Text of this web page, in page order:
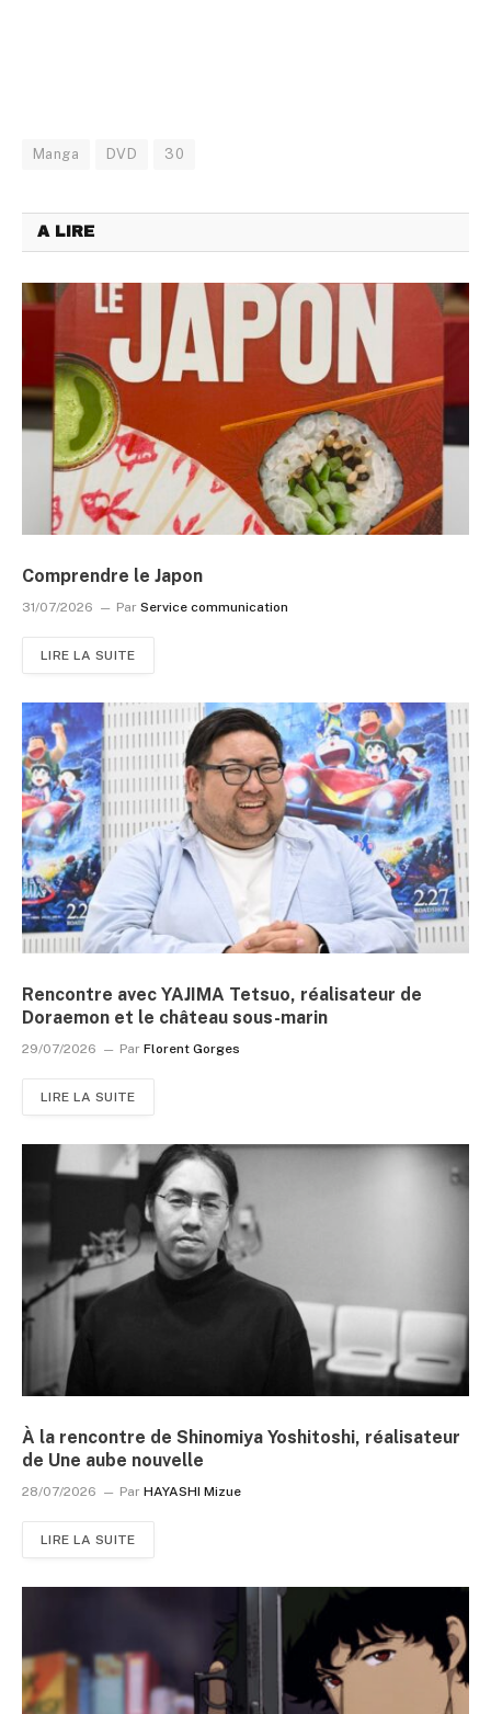
Manga DVD 30
A LIRE
Comprendre le Japon
31/07/2026 Par Service communication
LIRE LA SUITE
Rencontre avec YAJIMA Tetsuo, réalisateur de
Doraemon et le château sous-marin
29/07/2026 Par Florent Gorges
LIRE LA SUITE
À la rencontre de Shinomiya Yoshitoshi, réalisateur
de Une aube nouvelle
28/07/2026 Par HAYASHI Mizue
LIRE LA SUITE